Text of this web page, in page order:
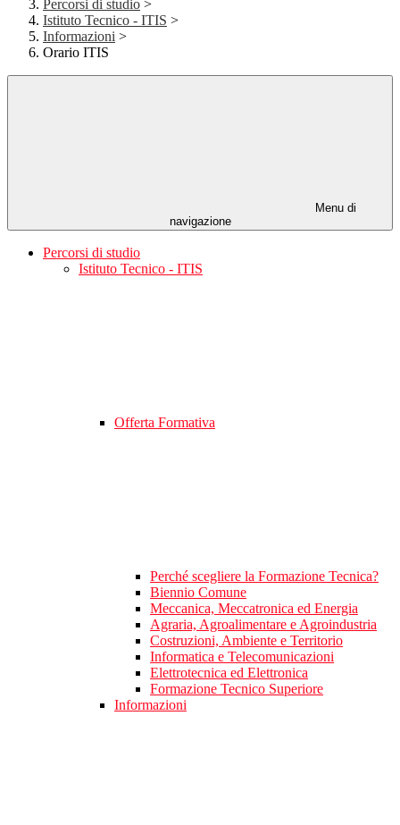
Percorsi di studio >
Istituto Tecnico - ITIS >
Informazioni >
Orario ITIS
Menu di
navigazione
Percorsi di studio
Istituto Tecnico - ITIS
Offerta Formativa
Perché scegliere la Formazione Tecnica?
Biennio Comune
Meccanica, Meccatronica ed Energia
Agraria, Agroalimentare e Agroindustria
Costruzioni, Ambiente e Territorio
Informatica e Telecomunicazioni
Elettrotecnica ed Elettronica
Formazione Tecnico Superiore
Informazioni